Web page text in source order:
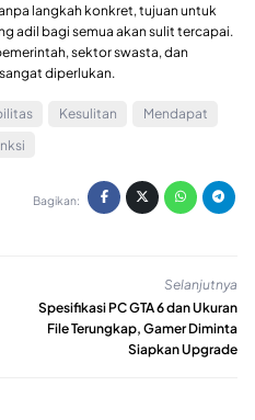
langkah konkret, tujuan untuk
adil bagi semua akan sulit tercapai.
sektor swasta, dan
diperlukan.
Kesulitan
Mendapat
Bagikan:
Selanjutnya
Spesifikasi PC GTA 6 dan Ukuran
File Terungkap, Gamer Diminta
Siapkan Upgrade